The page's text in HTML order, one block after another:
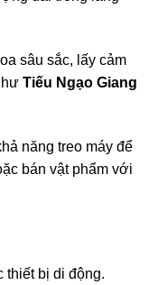
sâu sắc, lấy cảm
Tiếu Ngạo Giang
năng treo máy để
bán vật phẩm với
thiết bị di động.